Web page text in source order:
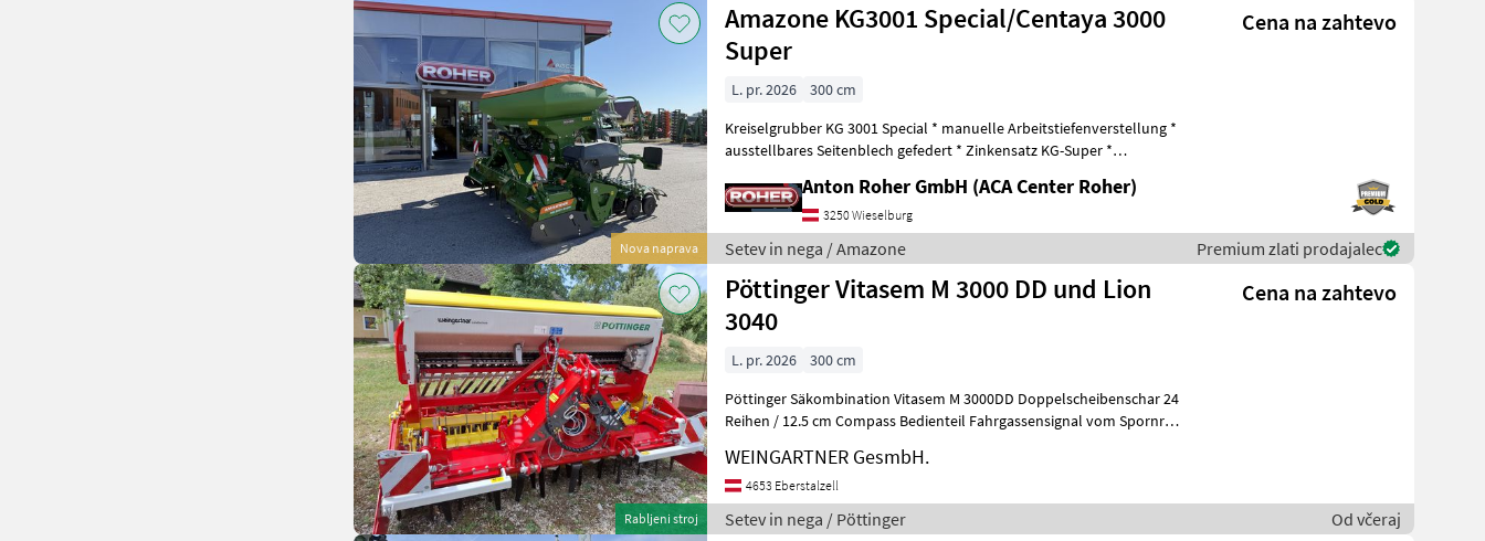
Nova naprava
Amazone KG3001 Special/Centaya 3000
Super
Cena na zahtevo
L. pr. 2026
300 cm
Kreiselgrubber KG 3001 Special * manuelle Arbeitstiefenverstellung *
ausstellbares Seitenblech gefedert * Zinkensatz KG-Super *
Anton Roher GmbH (ACA Center Roher)
3250 Wieselburg
Setev in nega / Amazone Premium zlati prodajalec
Rabljeni stroj
Pöttinger Vitasem M 3000 DD und Lion
3040
Cena na zahtevo
L. pr. 2026
300 cm
Pöttinger Säkombination Vitasem M 3000DD Doppelscheibenschar 24
Reihen / 12.5 cm Compass Bedienteil Fahrgassensignal vom Spornrad
WEINGARTNER GesmbH.
4653 Eberstalzell
Setev in nega / Pöttinger Od včeraj